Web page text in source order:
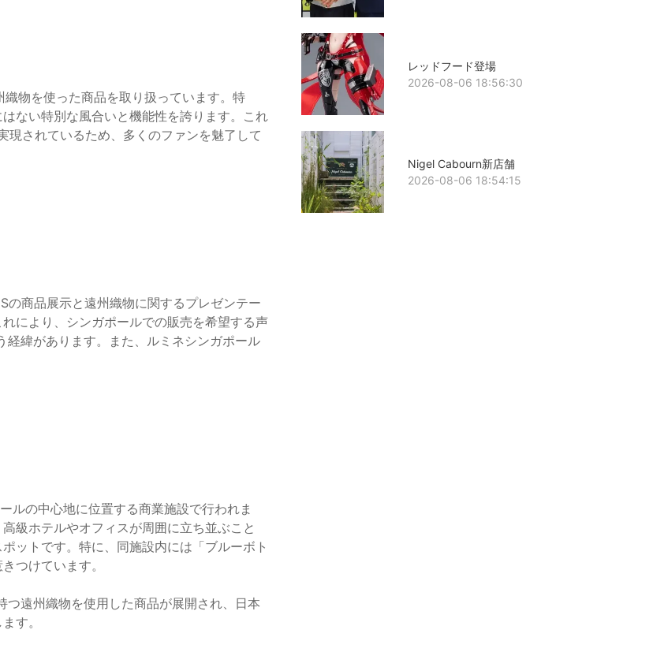
物を使った商品を取り扱っています。特
ない特別な風合いと機能性を誇ります。これ
されているため、多くのファンを魅了して
商品展示と遠州織物に関するプレゼンテー
により、シンガポールでの販売を希望する声
経緯があります。また、ルミネシンガポール
ルの中心地に位置する商業施設で行われま
級ホテルやオフィスが周囲に立ち並ぶこと
ットです。特に、同施設内には「ブルーボト
つけています。
遠州織物を使用した商品が展開され、日本
す。
レッドフード登場
2026-08-06 18:56:30
Nigel Cabourn新店舗
2026-08-06 18:54:15